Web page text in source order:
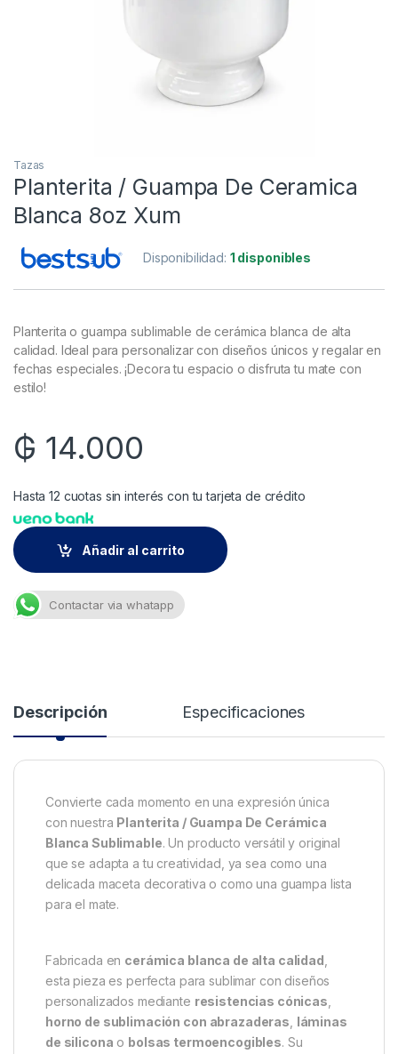
Tazas
Planterita / Guampa De Ceramica
Blanca 8oz Xum
Disponibilidad: 1 disponibles
Planterita o guampa sublimable de cerámica blanca de alta
calidad. Ideal para personalizar con diseños únicos y regalar en
fechas especiales. ¡Decora tu espacio o disfruta tu mate con
estilo!
₲ 14.000
Hasta 12 cuotas sin interés con tu tarjeta de crédito
Añadir al carrito
Contactar via whatapp
Descripción Especificaciones
Convierte cada momento en una expresión única
con nuestra Planterita / Guampa De Cerámica
Blanca Sublimable. Un producto versátil y original
que se adapta a tu creatividad, ya sea como una
delicada maceta decorativa o como una guampa lista
para el mate.
Fabricada en cerámica blanca de alta calidad
esta pieza es perfecta para sublimar con diseños
personalizados mediante resistencias cónicas
horno de sublimación con abrazaderas láminas
de silicona o bolsas termoencogibles. Su